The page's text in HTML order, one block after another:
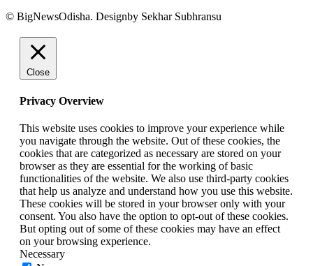
© BigNewsOdisha. Designby Sekhar Subhransu
Close
Privacy Overview
This website uses cookies to improve your experience while
you navigate through the website. Out of these cookies, the
cookies that are categorized as necessary are stored on your
browser as they are essential for the working of basic
functionalities of the website. We also use third-party cookies
that help us analyze and understand how you use this website.
These cookies will be stored in your browser only with your
consent. You also have the option to opt-out of these cookies.
But opting out of some of these cookies may have an effect
on your browsing experience.
Necessary